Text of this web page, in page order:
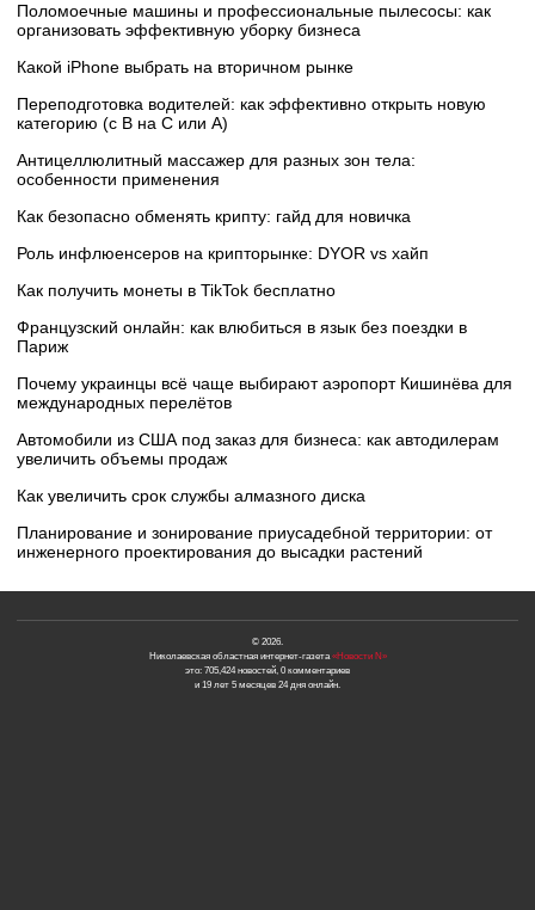
Поломоечные машины и профессиональные пылесосы: как
организовать эффективную уборку бизнеса
Какой iPhone выбрать на вторичном рынке
Переподготовка водителей: как эффективно открыть новую
категорию (с B на C или А)
Антицеллюлитный массажер для разных зон тела:
особенности применения
Как безопасно обменять крипту: гайд для новичка
Роль инфлюенсеров на крипторынке: DYOR vs хайп
Как получить монеты в TikTok бесплатно
Французский онлайн: как влюбиться в язык без поездки в
Париж
Почему украинцы всё чаще выбирают аэропорт Кишинёва для
международных перелётов
Автомобили из США под заказ для бизнеса: как автодилерам
увеличить объемы продаж
Как увеличить срок службы алмазного диска
Планирование и зонирование приусадебной территории: от
инженерного проектирования до высадки растений
© 2026.
Николаевская областная интернет-газета«Новости N»
это: 705,424 новостей, 0 комментариев
и 19 лет 5 месяцев 24 дня онлайн.